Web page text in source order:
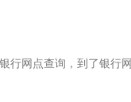
网点查询，到了银行网